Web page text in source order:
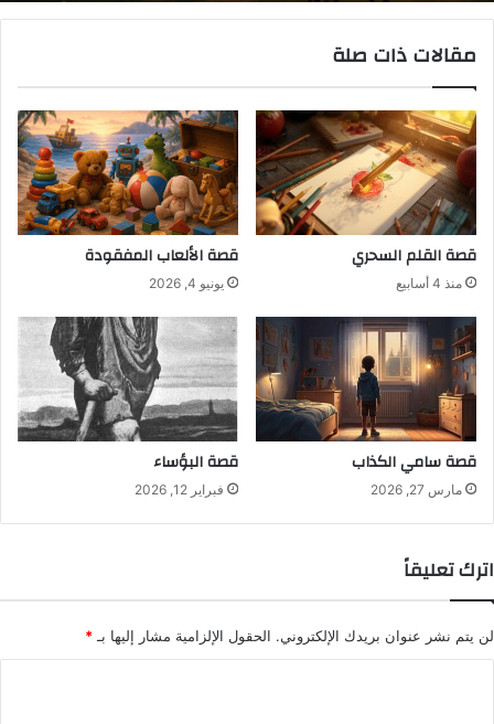
مقالات ذات صلة
قصة القلم السحري
منذ 4 أسابيع
قصة الألعاب المفقودة
يونيو 4, 2026
قصة سامي الكذاب
مارس 27, 2026
قصة البؤساء
فبراير 12, 2026
اترك تعليقاً
لن يتم نشر عنوان بريدك الإلكتروني. الحقول الإلزامية مشار إليها بـ *